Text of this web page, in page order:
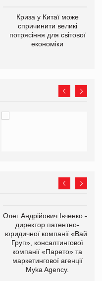
Криза у Китаї може
спричинити великі
потрясіння для світової
економіки
Олег Андрійович Івченко —
директор патентно-
юридичної компанії «Вайз
Груп», консалтингової
компанії «Парето» та
маркетингової агенції
Myka Agency.